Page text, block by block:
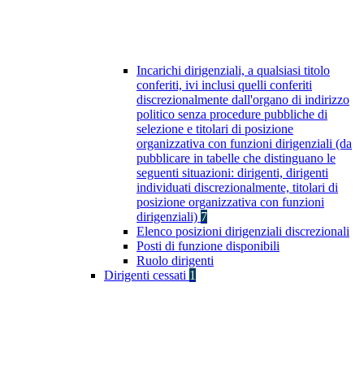
Incarichi dirigenziali, a qualsiasi titolo
conferiti, ivi inclusi quelli conferiti
discrezionalmente dall'organo di indirizzo
politico senza procedure pubbliche di
selezione e titolari di posizione
organizzativa con funzioni dirigenziali (da
pubblicare in tabelle che distinguano le
seguenti situazioni: dirigenti, dirigenti
individuati discrezionalmente, titolari di
posizione organizzativa con funzioni
dirigenziali) 7
Elenco posizioni dirigenziali discrezionali
Posti di funzione disponibili
Ruolo dirigenti
Dirigenti cessati 1